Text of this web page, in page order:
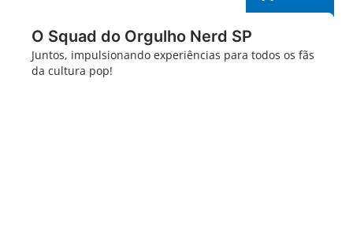
O Squad do Orgulho Nerd SP
Juntos, impulsionando experiências para todos os fãs
da cultura pop!